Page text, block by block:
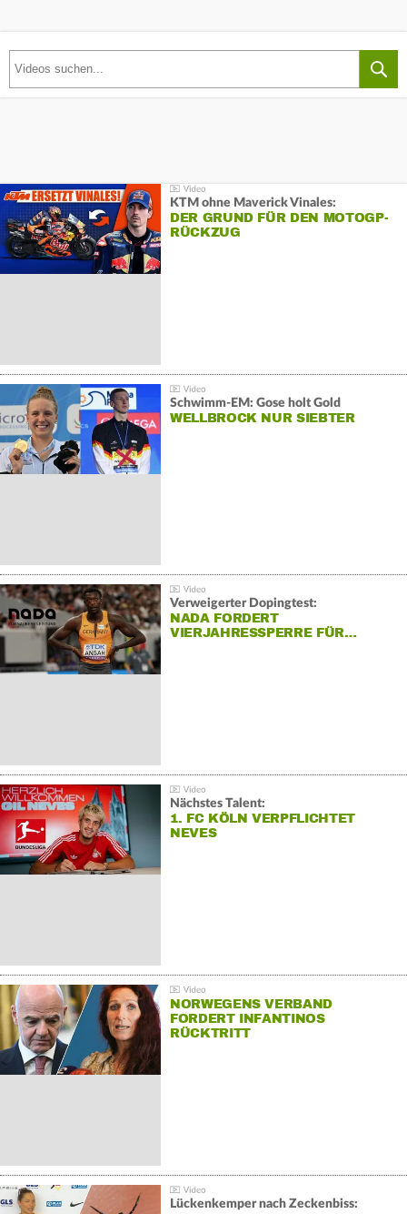
KTM ohne Maverick Vinales:
DER GRUND FÜR DEN MOTOGP-
RÜCKZUG
Schwimm-EM: Gose holt Gold
WELLBROCK NUR SIEBTER
Verweigerter Dopingtest:
NADA FORDERT
VIERJAHRESSPERRE FÜR…
Nächstes Talent:
1. FC KÖLN VERPFLICHTET
NEVES
NORWEGENS VERBAND
FORDERT INFANTINOS
RÜCKTRITT
Lückenkemper nach Zeckenbiss: